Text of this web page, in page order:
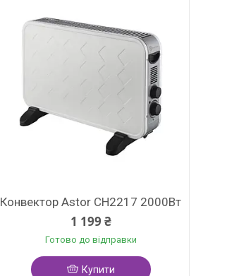
Конвектор Astor CH2217 2000Вт
1 199 ₴
Готово до відправки
Купити